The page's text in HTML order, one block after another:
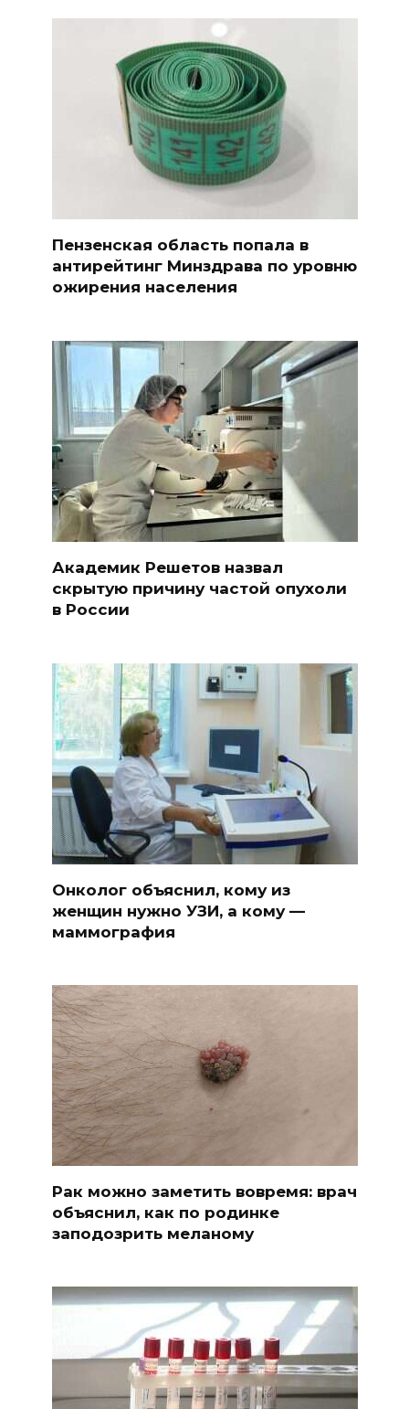
Пензенская область попала в
антирейтинг Минздрава по уровню
ожирения населения
Академик Решетов назвал
скрытую причину частой опухоли
в России
Онколог объяснил, кому из
женщин нужно УЗИ, а кому —
маммография
Рак можно заметить вовремя: врач
объяснил, как по родинке
заподозрить меланому